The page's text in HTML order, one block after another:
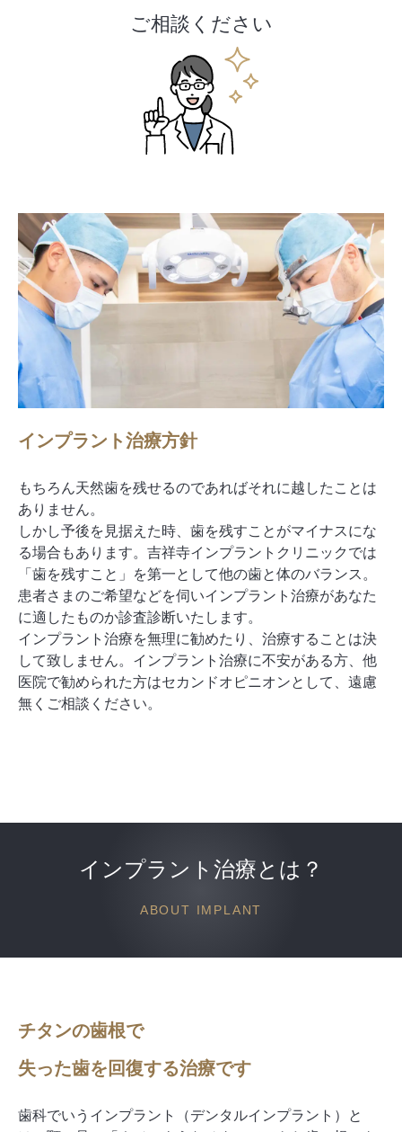
ご相談ください
インプラント治療方針
もちろん天然歯を残せるのであればそれに越したことは
ありません。
しかし予後を見据えた時、歯を残すことがマイナスにな
る場合もあります。吉祥寺インプラントクリニックでは
「歯を残すこと」を第一として他の歯と体のバランス。
患者さまのご希望などを伺いインプラント治療があなた
に適したものか診査診断いたします。
インプラント治療を無理に勧めたり、治療することは決
して致しません。インプラント治療に不安がある方、他
医院で勧められた方はセカンドオピニオンとして、遠慮
無くご相談ください。
インプラント治療とは？
ABOUT IMPLANT
チタンの歯根で
失った歯を回復する治療です
歯科でいうインプラント （デンタルインプラント）
と